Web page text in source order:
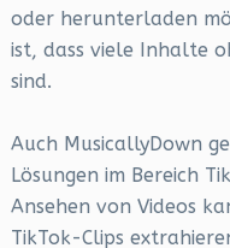
oder herunterladen
ist, dass viele Inhalte
sind.
Auch MusicallyDown
Lösungen im Bereich
Ansehen von Videos
TikTok-Clips